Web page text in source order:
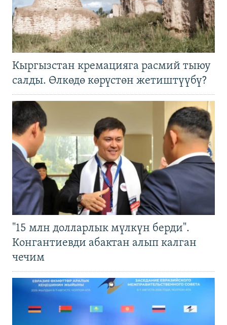
Кыргызстан кремацияга расмий тыюу
салды. Өлкөдө көрүстөн жетиштүүбү?
"15 млн долларлык мүлкүн берди".
Конгантиевди абактан алып калган
чечим